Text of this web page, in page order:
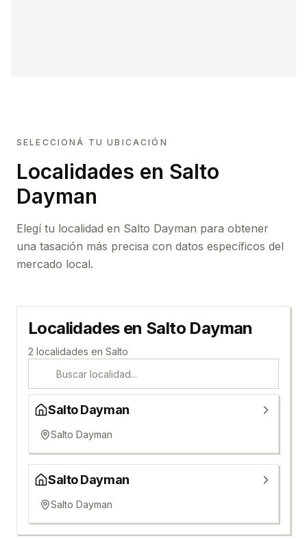
SELECCIONÁ TU UBICACIÓN
Localidades en Salto
Dayman
Elegí tu localidad en Salto Dayman para obtener
una tasación más precisa con datos específicos del
mercado local.
Localidades en Salto Dayman
2 localidades en Salto
Salto Dayman
Salto Dayman
Salto Dayman
Salto Dayman